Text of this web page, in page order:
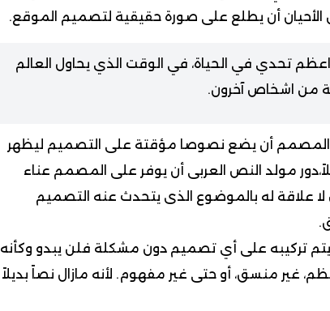
الأحيان أن يطلع على صورة حقيقية لتصميم الموقع.
تحدي في الحياة، في الوقت الذي يحاول العالم
من اشخاص آخرون.
أن يضع نصوصا مؤقتة على التصميم ليظهر
مولد النص العربى أن يوفر على المصمم عناء
علاقة له بالموضوع الذى يتحدث عنه التصميم
تركيبه على أي تصميم دون مشكلة فلن يبدو وكأنه
غير منسق، أو حتى غير مفهوم. لأنه مازال نصاً بديلاً